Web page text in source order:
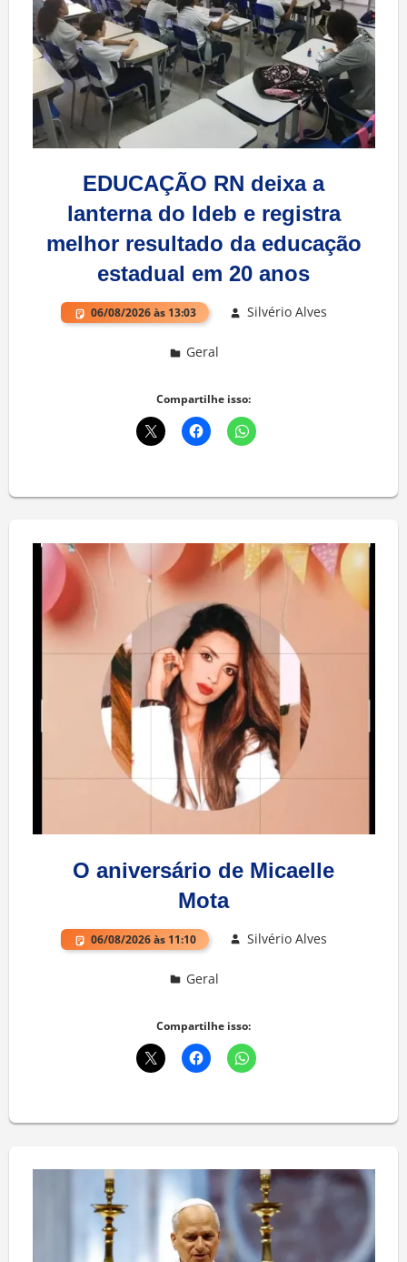
EDUCAÇÃO RN deixa a
lanterna do Ideb e registra
melhor resultado da educação
estadual em 20 anos
06/08/2026 às 13:03 Silvério Alves
Geral
Compartilhe isso:
O aniversário de Micaelle
Mota
06/08/2026 às 11:10 Silvério Alves
Geral
Compartilhe isso: